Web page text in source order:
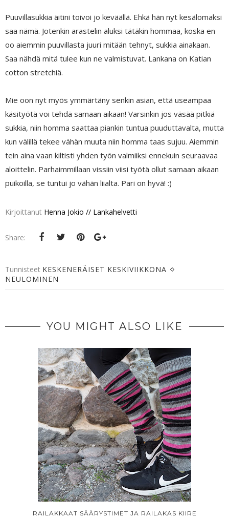
Puuvillasukkia äitini toivoi jo keväällä. Ehkä hän nyt kesälomaksi
saa nämä. Jotenkin arastelin aluksi tätäkin hommaa, koska en
oo aiemmin puuvillasta juuri mitään tehnyt, sukkia ainakaan.
Saa nähdä mitä tulee kun ne valmistuvat. Lankana on Katian
cotton stretchiä.
Mie oon nyt myös ymmärtäny senkin asian, että useampaa
käsityötä voi tehdä samaan aikaan! Varsinkin jos väsää pitkiä
sukkia, niin homma saattaa piankin tuntua puuduttavalta, mutta
kun välillä tekee vähän muuta niin homma taas sujuu. Aiemmin
tein aina vaan kiltisti yhden työn valmiiksi ennekuin seuraavaa
aloittelin. Parhaimmillaan vissiin viisi työtä ollut samaan aikaan
puikoilla, se tuntui jo vähän liialta. Pari on hyvä! :)
Kirjoittanut Henna Jokio // Lankahelvetti
Share:
Tunnisteet KESKENERÄISET KESKIVIIKKONA
NEULOMINEN
YOU MIGHT ALSO LIKE
RAILAKKAAT SÄÄRYSTIMET JA RAILAKAS KIIRE